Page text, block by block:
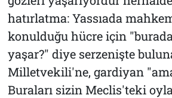
hatırlatma: Yassıada
konulduğu hücre için
yaşar?" diye serzenişte
Milletvekili'ne, gardiyan
Buraları sizin Meclis'teki